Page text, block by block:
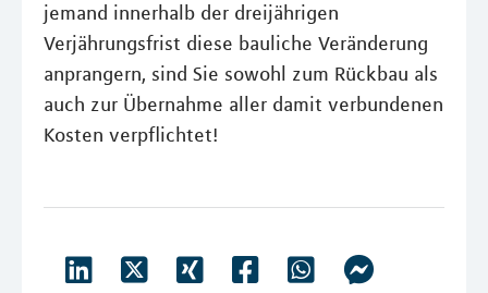
jemand innerhalb der dreijährigen
Verjährungsfrist diese bauliche Veränderung
anprangern, sind Sie sowohl zum Rückbau als
auch zur Übernahme aller damit verbundenen
Kosten verpflichtet!